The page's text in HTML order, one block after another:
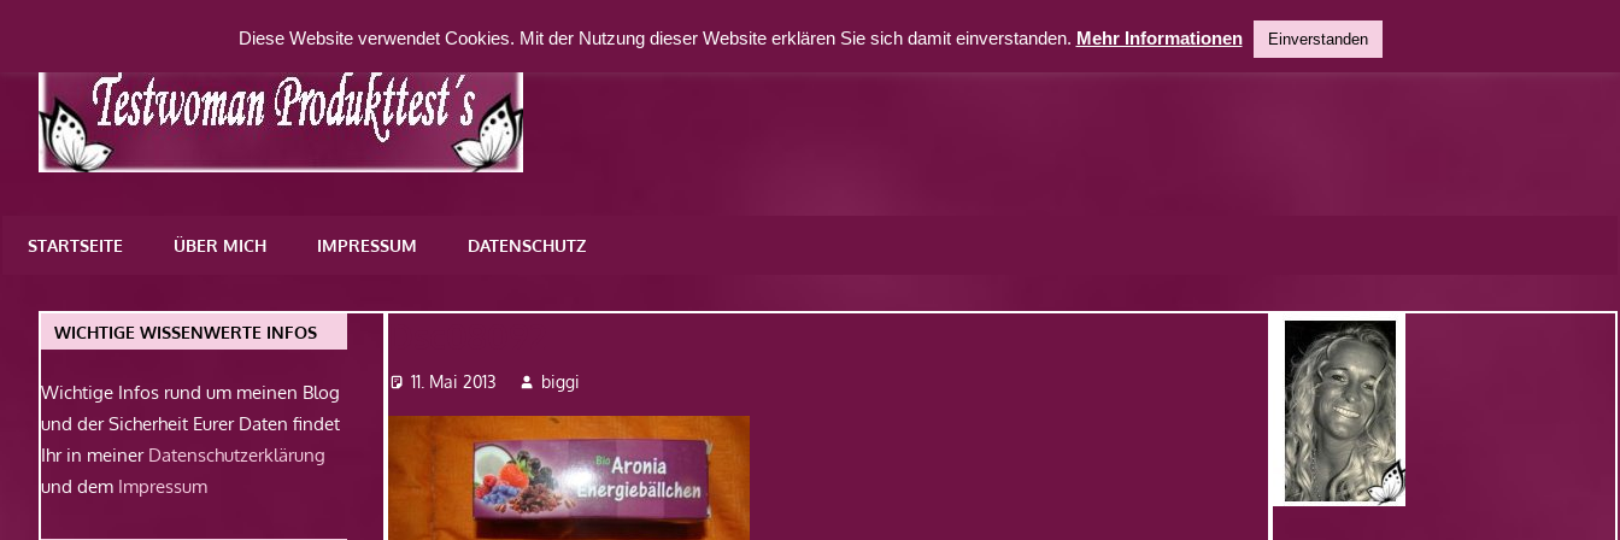
springen
WordPress-
STARTSEITE ÜBER MICH IMPRESSUM DATENSCHUTZ
11. Mai 2013 biggi
WICHTIGE WISSENWERTE INFOS
Wichtige Infos rund um meinen Blog
und der Sicherheit Eurer Daten findet
Ihr in meiner Datenschutzerklärung
und dem Impressum
Diese Website verwendet Cookies. Mit der Nutzung dieser Website erklären Sie sich damit einverstanden. Mehr Informationen Einverstanden